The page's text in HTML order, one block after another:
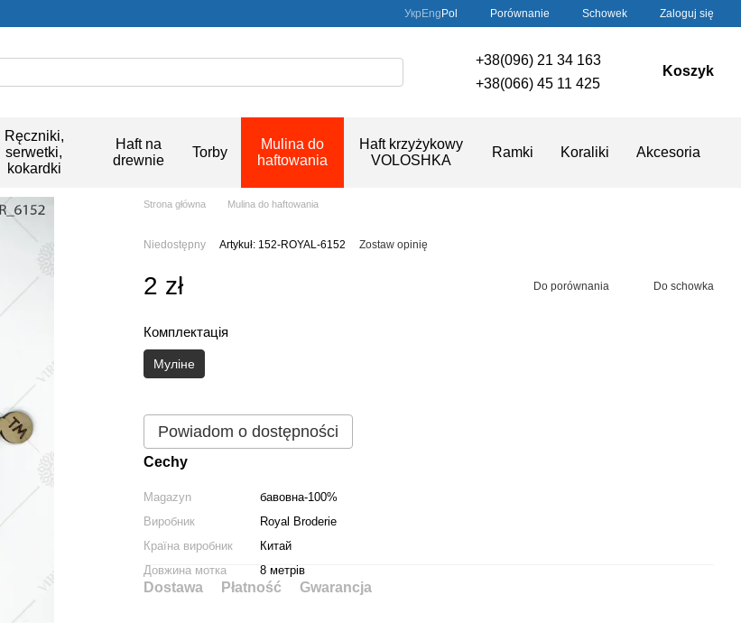
Укр Eng Pol Porównanie Schowek Zaloguj się
+38(096) 21 34 163
+38(066) 45 11 425
Koszyk
Ręczniki,
serwetki,
kokardki
Haft na
drewnie
Torby
Mulina do
haftowania
Haft krzyżykowy
VOLOSHKA
Ramki Koraliki Akcesoria
Strona główna Mulina do haftowania
Niedostępny Artykuł: 152-ROYAL-6152 Zostaw opinię
2 zł Do porównania Do schowka
Комплектація
Муліне
Powiadom o dostępności
Cechy
Magazyn
бавовна-100%
Виробник
Royal Broderie
Країна виробник
Китай
Довжина мотка
8 метрів
Dostawa Płatność Gwarancja